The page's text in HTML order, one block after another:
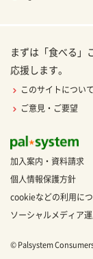
まずは「食べる」
応援します。
このサイトについて
ご意見・ご要望
加入案内・資料請求
個人情報保護方針
cookieなどの利用に
ソーシャルメディア
© Palsystem